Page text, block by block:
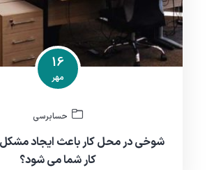
16
مهر
حسابرسی
شوخی در محل کار باعث ایجاد
کار شما می شود؟